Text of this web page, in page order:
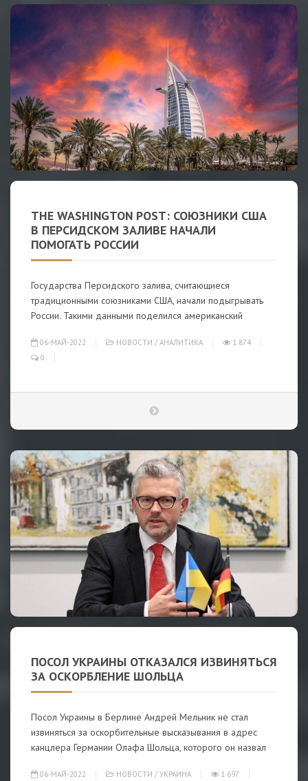
THE WASHINGTON POST: СОЮЗНИКИ США
В ПЕРСИДСКОМ ЗАЛИВЕ НАЧАЛИ
ПОМОГАТЬ РОССИИ
Государства Персидского залива, считающиеся
традиционными союзниками США, начали подыгрывать
России. Такими данными поделился американский
06-МАЙ-2022 НОВОСТИ / АНАЛИТИКА
1 874
0
ПОСОЛ УКРАИНЫ ОТКАЗАЛСЯ ИЗВИНЯТЬСЯ
ЗА ОСКОРБЛЕНИЕ ШОЛЬЦА
Посол Украины в Берлине Андрей Мельник не стал
извиняться за оскорбительные высказывания в адрес
канцлера Германии Олафа Шольца, которого он назвал
06-МАЙ-2022 НОВОСТИ / УКРАИНА 1 697